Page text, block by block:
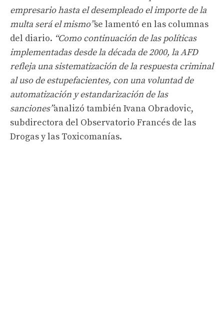
empresario hasta el desempleado el importe de la
multa será el mismo”se lamentó en las columnas
del diario. “Como continuación de las políticas
implementadas desde la década de 2000, la AFD
refleja una sistematización de la respuesta criminal
al uso de estupefacientes, con una voluntad de
automatización y estandarización de las
sanciones”analizó también Ivana Obradovic,
subdirectora del Observatorio Francés de las
Drogas y las Toxicomanías.